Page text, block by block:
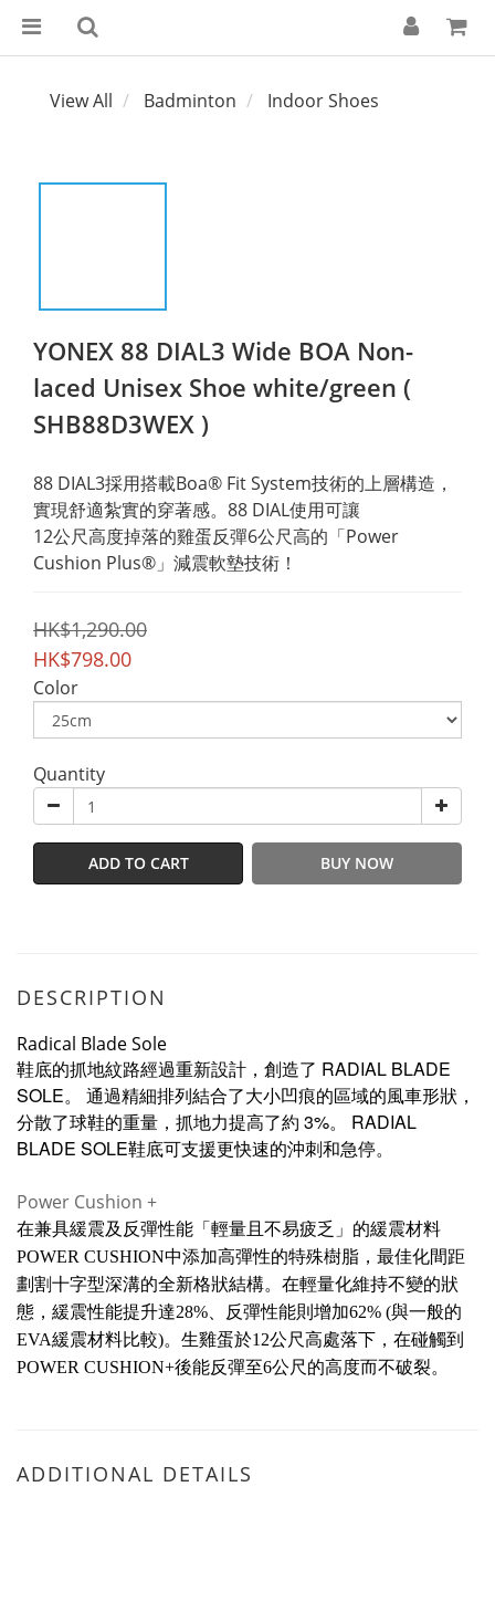
View All Badminton Indoor Shoes
YONEX 88 DIAL3 Wide BOA Non-
laced Unisex Shoe white/green (
SHB88D3WEX )
88 DIAL3採用搭載Boa® Fit System技術的上層構造，
實現舒適紮實的穿著感。88 DIAL使用可讓
12公尺高度掉落的雞蛋反彈6公尺高的「Power
Cushion Plus®」減震軟墊技術！
HK$1,290.00
HK$798.00
Color
Quantity
ADD TO CART BUY NOW
DESCRIPTION
Radical Blade Sole
鞋底的抓地紋路經過重新設計，創造了 RADIAL BLADE
SOLE。
通過精細排列結合了大小凹痕的區域的風車形狀，
分散了球鞋的重量，抓地力提高了約 3%。
RADIAL
BLADE SOLE鞋底可支援更快速的沖刺和急停。
Power Cushion +
在兼具緩震及反彈性能「輕量且不易疲乏」的緩震材料
POWER CUSHION中添加高彈性的特殊樹脂，最佳化間距
劃割十字型深溝的全新格狀結構。在輕量化維持不變的狀
態，緩震性能提升達28%、反彈性能則增加62% (與一般的
EVA緩震材料比較)。生雞蛋於12公尺高處落下，在碰觸到
POWER CUSHION+後能反彈至6公尺的高度而不破裂。
ADDITIONAL DETAILS